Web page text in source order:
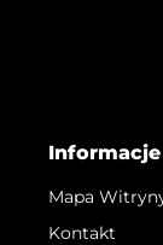
Informacje
Mapa
Kontakt